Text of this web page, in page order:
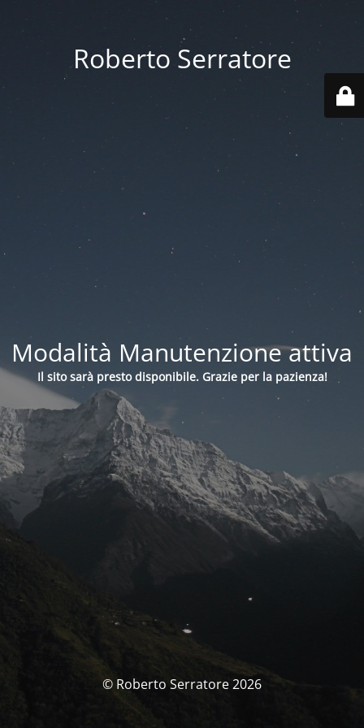
Roberto Serratore
Modalità Manutenzione attiva
Il sito sarà presto disponibile. Grazie per la pazienza!
© Roberto Serratore 2026